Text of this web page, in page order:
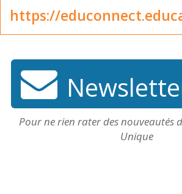
https://
Pour ne rien rater des nouveautés
Unique